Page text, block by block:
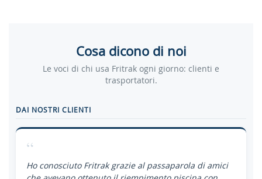
Cosa dicono di noi
Le voci di chi usa Fritrak ogni giorno: clienti e
trasportatori.
DAI NOSTRI CLIENTI
“
Ho conosciuto Fritrak grazie al passaparola di amici